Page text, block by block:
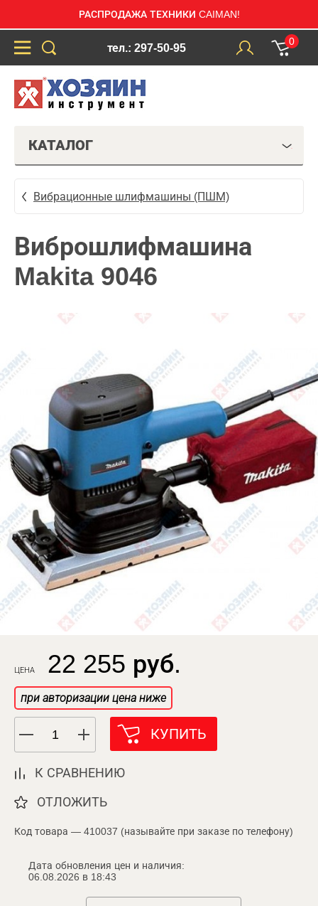
РАСПРОДАЖА ТЕХНИКИ CAIMAN!
тел.: 297-50-95
0
КАТАЛОГ
Вибрационные шлифмашины (ПШМ)
Виброшлифмашина
Makita 9046
ЦЕНА 22 255 руб.
при авторизации цена ниже
КУПИТЬ
К СРАВНЕНИЮ
ОТЛОЖИТЬ
Код товара — 410037 (называйте при заказе по телефону)
Дата обновления цен и наличия:
06.08.2026 в 18:43